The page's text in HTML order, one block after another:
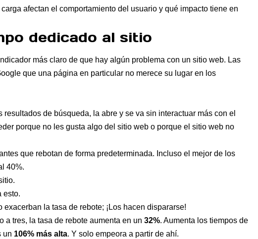
afectan el comportamiento del usuario y qué impacto tiene en
dedicado al sitio
más claro de que hay algún problema con un sitio web. Las
que una página en particular no merece su lugar en los
de búsqueda, la abre y se va sin interactuar más con el
porque no les gusta algo del sitio web o porque el sitio web no
que rebotan de forma predeterminada. Incluso el mejor de los
​​40%.
esto.
la tasa de rebote; ¡Los hacen dispararse!
a tres, la tasa de rebote aumenta en un 32%. Aumenta los tiempos de
un 106% más alta. Y solo empeora a partir de ahí.